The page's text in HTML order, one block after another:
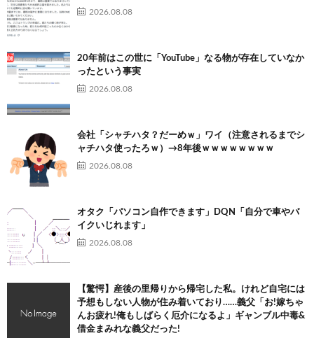
2026.08.08
20年前はこの世に「YouTube」なる物が存在していなか
ったという事実
2026.08.08
会社「シャチハタ？だーめｗ」ワイ（注意されるまでシ
ャチハタ使ったろｗ）→8年後ｗｗｗｗｗｗｗｗ
2026.08.08
オタク「パソコン自作できます」DQN「自分で車やバ
イクいじれます」
2026.08.08
【驚愕】産後の里帰りから帰宅した私。けれど自宅には
予想もしない人物が住み着いており……義父「お!嫁ちゃ
んお疲れ!俺もしばらく厄介になるよ」ギャンブル中毒&
借金まみれな義父だった!